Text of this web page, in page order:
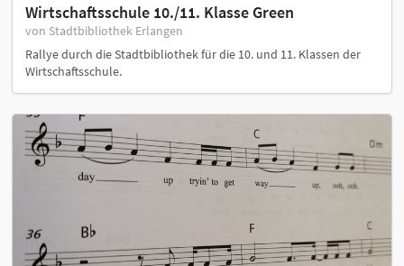
Wirtschaftsschule 10./11. Klasse Green
von Stadtbibliothek Erlangen
Rallye durch die Stadtbibliothek für die 10. und 11. Klassen der
Wirtschaftsschule.